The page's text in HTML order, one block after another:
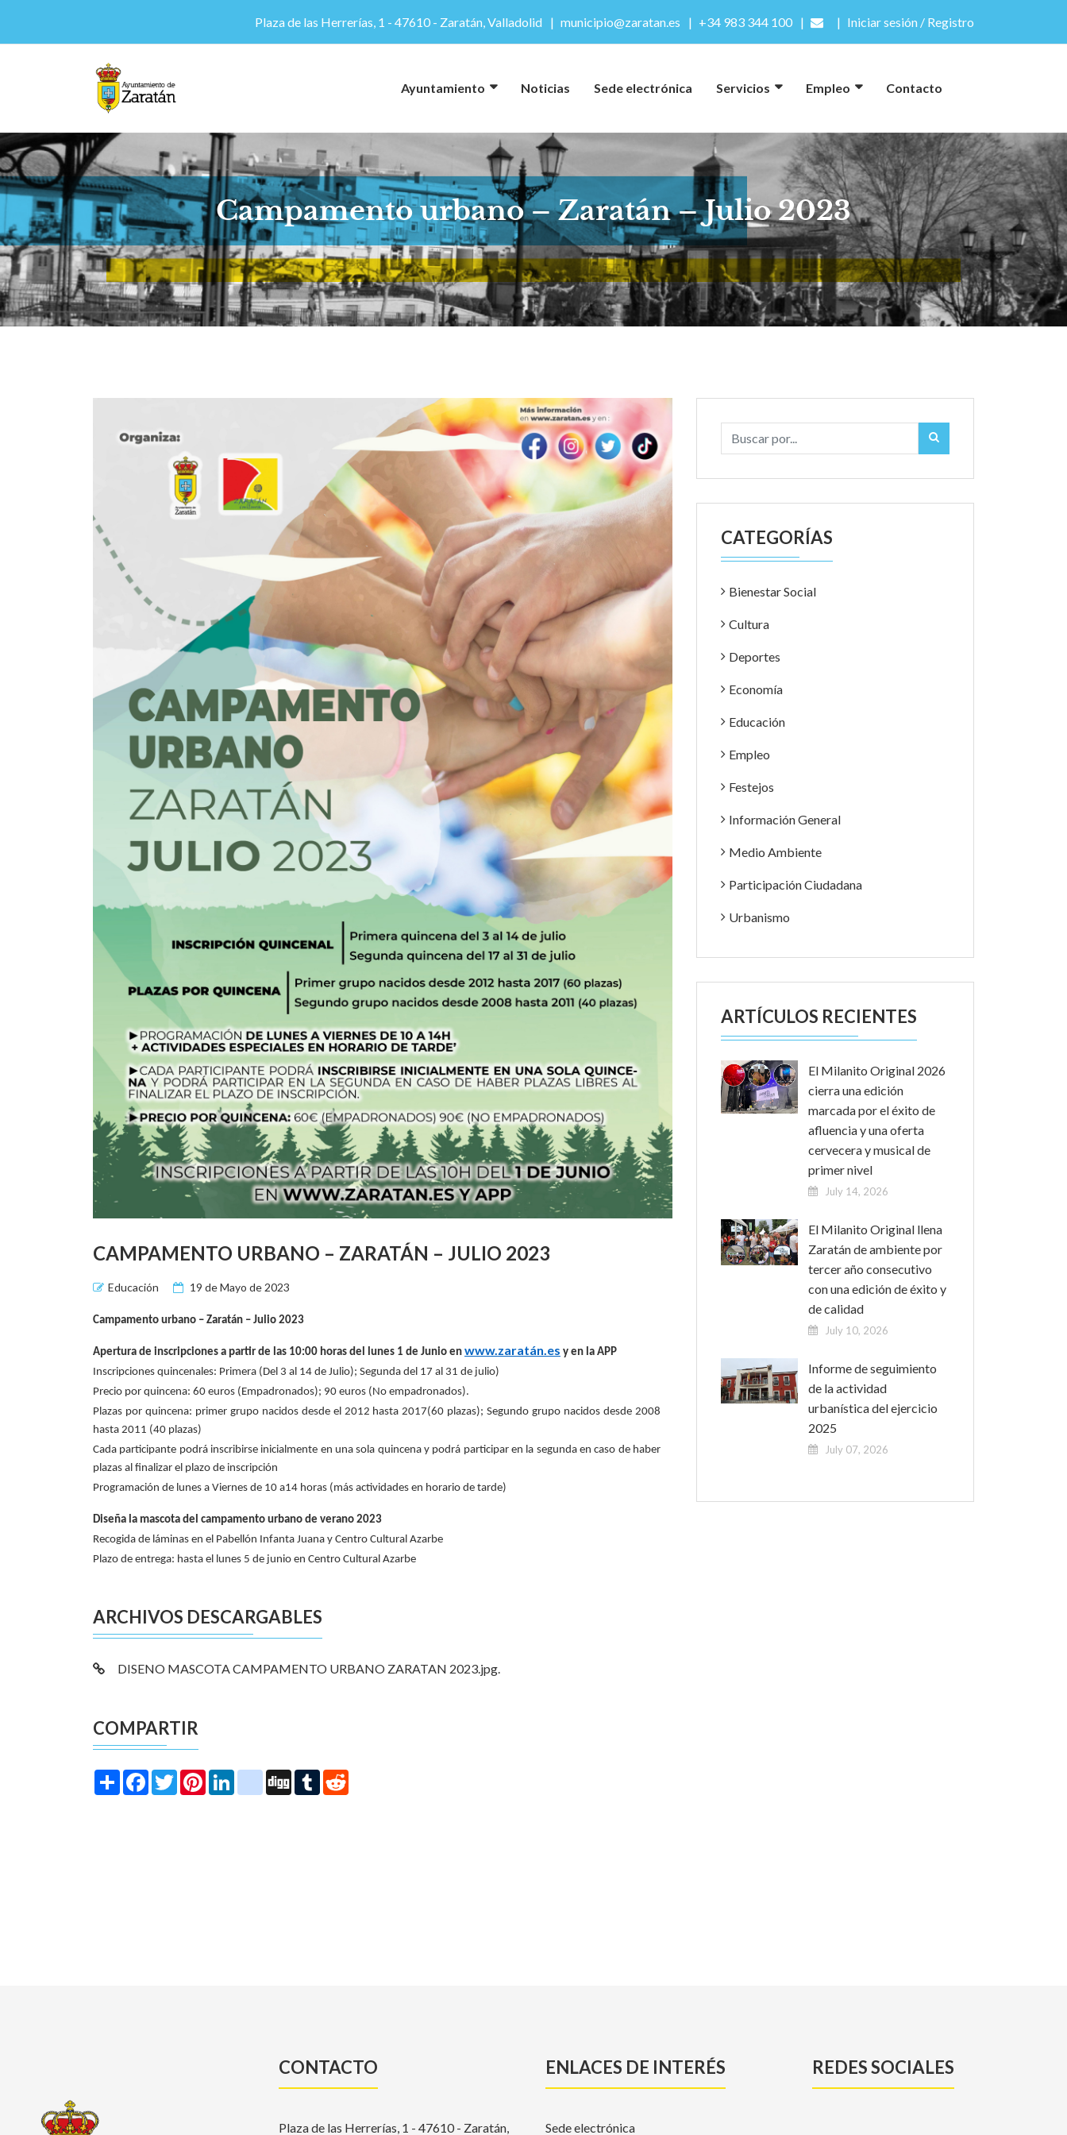
Plaza de las Herrerías, 1 - 47610 - Zaratán, Valladolid municipio@zaratan.es +34 983 344 100 Iniciar sesión / Registro
Ayuntamiento Noticias Sede electrónica Servicios Empleo Contacto
Campamento urbano – Zaratán – Julio 2023
CAMPAMENTO URBANO – ZARATÁN – JULIO 2023
Educación 19 de Mayo de 2023
Campamento urbano – Zaratán – Julio 2023
Apertura de inscripciones a partir de las 10:00 horas del lunes 1 de Junio en www.zaratán.es y en la APP
Inscripciones quincenales: Primera (Del 3 al 14 de Julio); Segunda del 17 al 31 de julio)
Precio por quincena: 60 euros (Empadronados); 90 euros (No empadronados).
Plazas por quincena: primer grupo nacidos desde el 2012 hasta 2017(60 plazas); Segundo grupo nacidos desde 2008
hasta 2011 (40 plazas)
Cada participante podrá inscribirse inicialmente en una sola quincena y podrá participar en la segunda en caso de haber
plazas al finalizar el plazo de inscripción
Programación de lunes a Viernes de 10 a14 horas (más actividades en horario de tarde)
Diseña la mascota del campamento urbano de verano 2023
Recogida de láminas en el Pabellón Infanta Juana y Centro Cultural Azarbe
Plazo de entrega: hasta el lunes 5 de junio en Centro Cultural Azarbe
ARCHIVOS DESCARGABLES
DISENO MASCOTA CAMPAMENTO URBANO ZARATAN 2023.jpg.
COMPARTIR
Share Facebook
TwitterPinterestLinkedIninstagram
Digg Tumblr
CATEGORÍAS
Bienestar Social
Cultura
Deportes
Economía
Educación
Empleo
Festejos
Información General
Medio Ambiente
Participación Ciudadana
Urbanismo
ARTÍCULOS RECIENTES
El Milanito Original 2026
cierra una edición
marcada por el éxito de
afluencia y una oferta
cervecera y musical de
primer nivel
July 14, 2026
El Milanito Original llena
Zaratán de ambiente por
tercer año consecutivo
con una edición de éxito y
de calidad
July 10, 2026
Informe de seguimiento
de la actividad
urbanística del ejercicio
2025
July 07, 2026
CONTACTO
Plaza de las Herrerías, 1 - 47610 - Zaratán,
ENLACES DE INTERÉS
Sede electrónica
REDES SOCIALES